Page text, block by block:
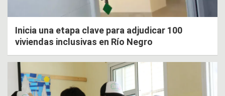
Inicia una etapa clave para adjudicar 100
viviendas inclusivas en Río Negro